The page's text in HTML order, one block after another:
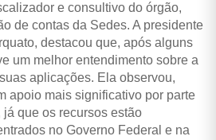
e consultivo do órgão,
de contas da Sedes. A presidente
destacou que, após alguns
um melhor entendimento sobre a
aplicações. Ela observou,
apoio mais significativo por parte
que os recursos estão
no Governo Federal e na